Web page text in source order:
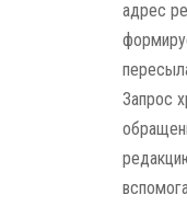
адрес
Запрос